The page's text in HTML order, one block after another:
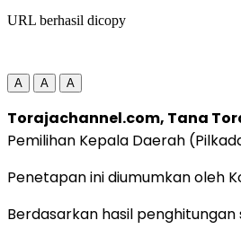
URL berhasil dicopy
A A A
Torajachannel.com, Tana
Pemilihan Kepala Daerah
Penetapan ini diumumkan oleh
Berdasarkan hasil